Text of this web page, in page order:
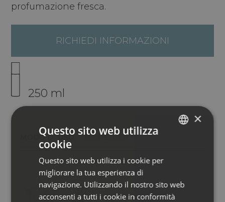
profumazione fresca.
RICHIEDI INFORMAZIONI
250 ml
MODO D´USO INGREDIENTI
GERMAN
×
Questo sito web utilizza
cookie
Questo sito web utilizza i cookie per
migliorare la tua esperienza di
navigazione. Utilizzando il nostro sito web
acconsenti a tutti i cookie in conformità